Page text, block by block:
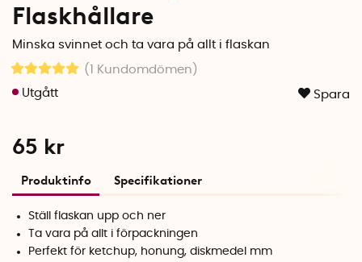
Flaskhållare
Minska svinnet och ta vara på allt i flaskan
(1 Kundomdömen )
Spara
65 kr
Produktinfo Specifikationer
Ställ flaskan upp och ner
Ta vara på allt i förpackningen
Perfekt för ketchup, honung, diskmedel mm